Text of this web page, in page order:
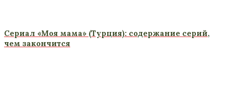
Сериал «Моя мама» (Турция): содержание серий,
чем закончится